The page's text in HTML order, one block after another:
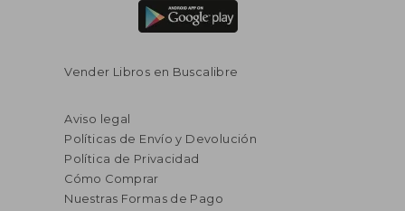
Vender Libros en Buscalibre
Aviso legal
Políticas de Envío y Devolución
Política de Privacidad
Cómo Comprar
Nuestras Formas de Pago